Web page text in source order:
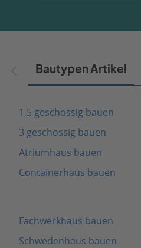
Bautypen Artikel
1,5 geschossig bauen
3 geschossig bauen
Atriumhaus bauen
Containerhaus bauen
Fachwerkhaus bauen
Schwedenhaus bauen